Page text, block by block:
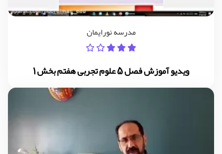
مدرسه نورایمان
ویدیو آموزش فصل 5 علوم تجربی هفتم بخش 1